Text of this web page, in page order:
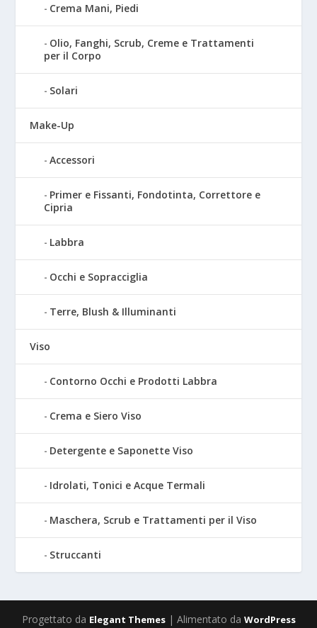
Crema Mani, Piedi
Olio, Fanghi, Scrub, Creme e Trattamenti
per il Corpo
Solari
Make-Up
Accessori
Primer e Fissanti, Fondotinta, Correttore e
Cipria
Labbra
Occhi e Sopracciglia
Terre, Blush & Illuminanti
Viso
Contorno Occhi e Prodotti Labbra
Crema e Siero Viso
Detergente e Saponette Viso
Idrolati, Tonici e Acque Termali
Maschera, Scrub e Trattamenti per il Viso
Struccanti
Progettato da Elegant Themes| Alimentato da WordPress